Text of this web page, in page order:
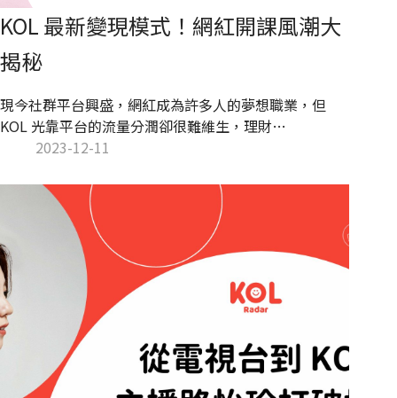
KOL 最新變現模式！網紅開課風潮大
揭秘
現今社群平台興盛，網紅成為許多人的夢想職業，但
KOL 光靠平台的流量分潤卻很難維生，理財
YouTuber 艾倫的理財研究室曾在影片中分享以頻道訂
台幣 15,000 元，因此對網紅來說，開闢不同的變現方式
至關重要。除了常見的商業合作影片、推出網紅聯名商
品與自有品牌，開設線上課程也是近期許多網紅選擇的
變現方式，讓我們一起來看看網紅開課的優勢與內容策
略吧！
2023-12-11